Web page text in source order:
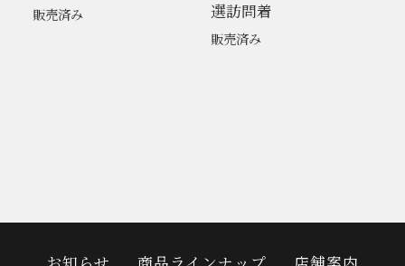
販売済み
選訪問着
販売済み